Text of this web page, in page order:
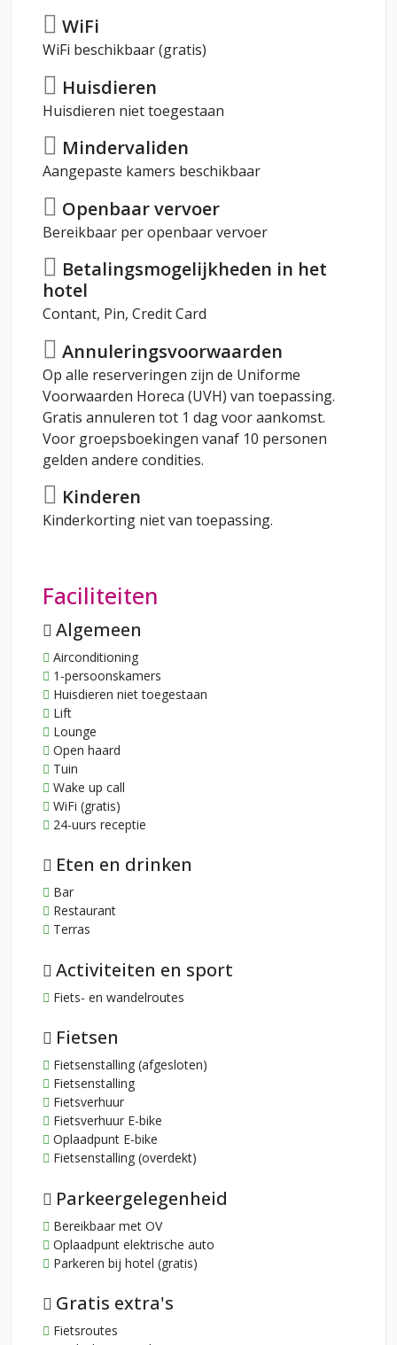
WiFi
WiFi beschikbaar (gratis)
Huisdieren
Huisdieren niet toegestaan
Mindervaliden
Aangepaste kamers beschikbaar
Openbaar vervoer
Bereikbaar per openbaar vervoer
Betalingsmogelijkheden in het
hotel
Contant, Pin, Credit Card
Annuleringsvoorwaarden
Op alle reserveringen zijn de Uniforme
Voorwaarden Horeca (UVH) van toepassing.
Gratis annuleren tot 1 dag voor aankomst.
Voor groepsboekingen vanaf 10 personen
gelden andere condities.
Kinderen
Kinderkorting niet van toepassing.
Faciliteiten
Algemeen
Airconditioning
1-persoonskamers
Huisdieren niet toegestaan
Lift
Lounge
Open haard
Tuin
Wake up call
WiFi (gratis)
24-uurs receptie
Eten en drinken
Bar
Restaurant
Terras
Activiteiten en sport
Fiets- en wandelroutes
Fietsen
Fietsenstalling (afgesloten)
Fietsenstalling
Fietsverhuur
Fietsverhuur E-bike
Oplaadpunt E-bike
Fietsenstalling (overdekt)
Parkeergelegenheid
Bereikbaar met OV
Oplaadpunt elektrische auto
Parkeren bij hotel (gratis)
Gratis extra's
Fietsroutes